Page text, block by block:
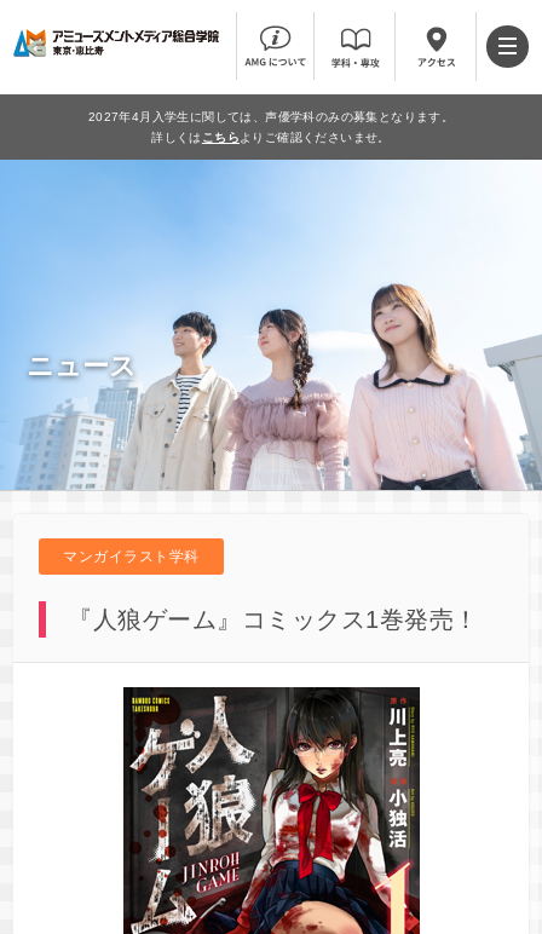
2027年4月入学生に関しては、声優学科のみの募集となります。
詳しくは こちら よりご確認くださいませ。
ニュース
マンガイラスト学科
『人狼ゲーム』コミックス1巻発売！